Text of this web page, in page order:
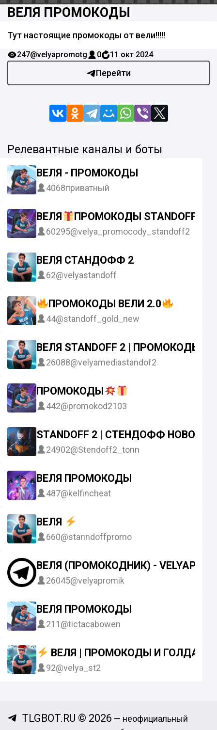
ВЕЛЯ ПРОМОКОДЫ
Тут настоящие промокоды от вели!!!!!
Перейти
247@velyapromotg 0 11 окт 2024
Релевантные каналы и боты
ВЕЛЯ - ПРОМОКОДЫ
4068приватный
ВЕЛЯ ПРОМОКОДЫ STANDOFF2
60295@velya_promocody_standoff2
ВЕЛЯ СТАНДОФФ 2
62@velyastandoff
ПРОМОКОДЫ ВЕЛИ 2.0
44@standoff_gold_new
ВЕЛЯ STANDOFF 2 | ПРОМОКОДЫ
26088@velyamediastandof2
ПРОМОКОДЫ
442@promokod2103
STANDOFF 2 | СТЕНДОФФ
24902@Stendoff2_tonn
ВЕЛЯ ПРОМОКОДЫ
487@kelfincheat
ВЕЛЯ
660@stanndoffpromo
ВЕЛЯ (ПРОМОКОДНИК) -
26045@velyapromik
ВЕЛЯ ПРОМОКОДЫ
211@tictacabowen
ВЕЛЯ | ПРОМОКОДЫ И ГОЛДА
92@velya_st2
TLGBOT.RU © 2026 — неофициальный